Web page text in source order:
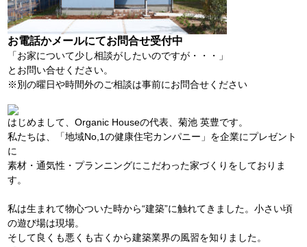
お電話かメールにてお問合せ受付中
「お家について少し相談がしたいのですが・・・」
とお問い合せください。
※別の曜日や時間外のご相談は事前にお問合せください
はじめまして、Organic Houseの代表、菊池 英豊です。
私たちは、「地域No,1の健康住宅カンパニー」を企業にプレゼント
に
素材・通気性・プランニングにこだわった家づくりをしておりま
す。
私は生まれて物心ついた時から“建築”に触れてきました。小さい頃
の遊び場は現場。
そして良くも悪くも古くから建築業界の風習を知りました。